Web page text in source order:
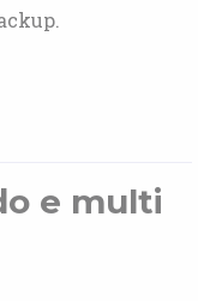
e multi